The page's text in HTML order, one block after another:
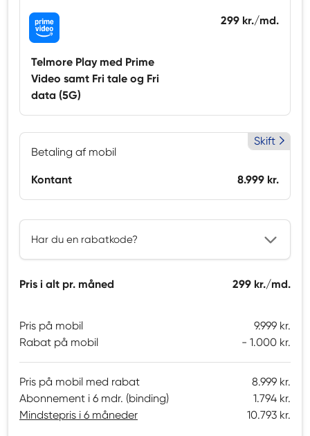
Telmore Play med Prime
Video samt Fri tale og Fri
data (5G)
299 kr./md.
Betaling af mobil
Skift
Kontant 8.999 kr.
Har du en rabatkode?
Pris i alt pr. måned 299 kr./md.
Pris på mobil
9.999 kr.
Rabat på mobil
1.000 kr.
Pris på mobil med rabat
8.999 kr.
Abonnement i 6 mdr. (binding)
1.794 kr.
Mindstepris i 6 måneder
10.793 kr.